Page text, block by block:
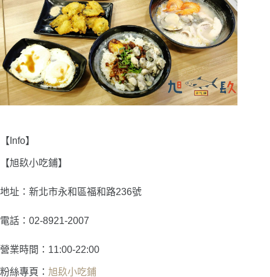
【Info】
【旭镹小吃鋪】
地址：新北市永和區福和路236號
電話：02-8921-2007
營業時間：11:00-22:00
粉絲專頁： 旭镹小吃鋪